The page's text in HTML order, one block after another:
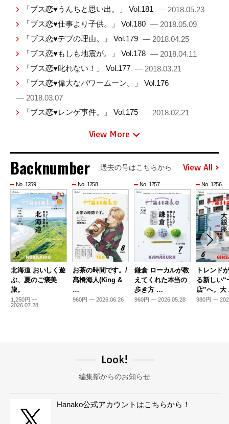
「ブス恋♥うんちと思い出。」 Vol.181 — 2018.05.23
「ブス恋♥仕事より子供。」 Vol.180 — 2018.05.09
「ブス恋♥デブの理由。」 Vol.179 — 2018.04.25
「ブス恋♥もしも地震が。」 Vol.178 — 2018.04.11
「ブス恋♥叱れない！」 Vol.177 — 2018.03.21
「ブス恋♥偉大なパワームーン。」 Vol.176
— 2018.03.07
「ブス恋♥レンゲ事件。」 Vol.175 — 2018.02.21
View More
Backnumber 過去の号はこちらから View All
No. 1259
北海道 おいしく遊
ぶ、夏のご褒美
旅。
1,250円 —
2026.07.28
No. 1258
お茶の時間です。/
髙橋海人(King &
…
960円 — 2026.06.26
No. 1257
鎌倉 ローカルが教
えてくれた本当の
歩き方 …
960円 — 2026.05.28
No. 1256
トレンド
る新しい“
店”へ。
980円 —
Look!
編集部からのお知らせ
Hanako公式アカウントはこちらから！